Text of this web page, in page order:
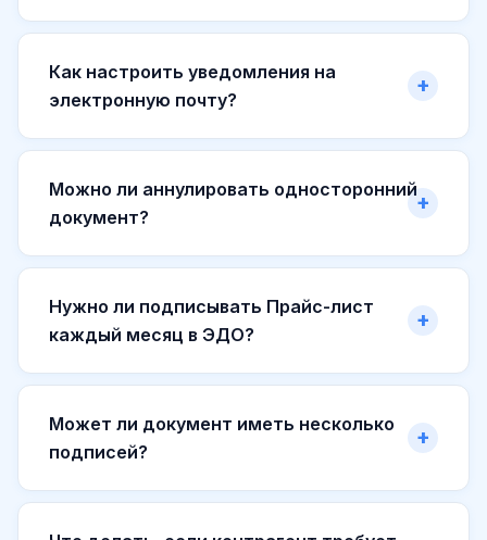
Как настроить уведомления на
электронную почту?
Можно ли аннулировать односторонний
документ?
Нужно ли подписывать Прайс-лист
каждый месяц в ЭДО?
Может ли документ иметь несколько
подписей?